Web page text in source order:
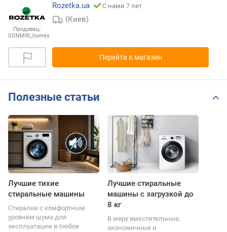
Продавец:
SONMIR_homes
Rozetka.ua
С нами 7 лет
(Киев)
Перейти в магазин
Полезные статьи
Лучшие тихие
стиральные машины
Стиралки с комфортным
уровнем шума для
эксплуатации в любое
Лучшие стиральные
машины с загрузкой до
8 кг
В меру вместительные,
экономичные и